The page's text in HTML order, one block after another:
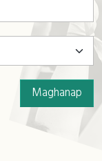
Maghanap